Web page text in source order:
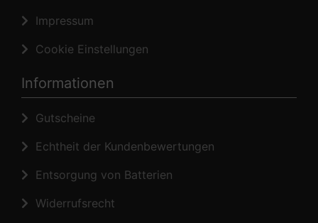
Impressum
Cookie Einstellungen
Informationen
Gutscheine
Echtheit der Kundenbewertungen
Entsorgung von Batterien
Widerrufsrecht